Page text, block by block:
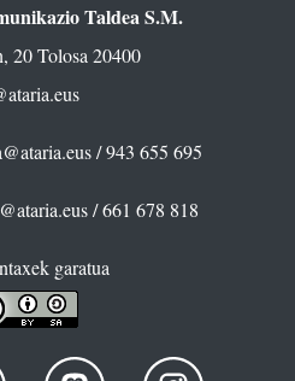
Taldea S.M.
20 Tolosa 20400
/ 943 655 695
/ 661 678 818
garatua